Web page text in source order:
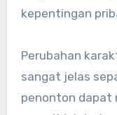
kepentingan
Perubahan
sangat jelas
penonton dapat